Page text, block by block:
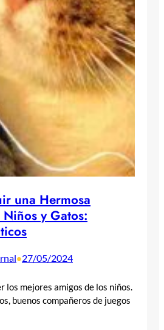
una Hermosa
y Gatos:
•27/05/2024
los mejores amigos de los niños.
buenos compañeros de juegos